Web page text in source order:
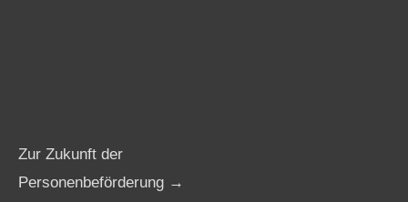
Zur Zukunft der
Personenbeförderung →